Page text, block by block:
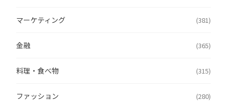
マーケティング (381)
金融 (365)
料理・食べ物 (315)
ファッション (280)